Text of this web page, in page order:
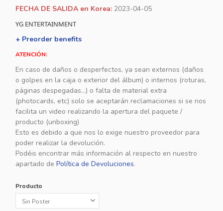
FECHA DE SALIDA en Korea: 2023-04-05
YG ENTERTAINMENT
+ Preorder benefits
ATENCIÓN:
En caso de daños o desperfectos, ya sean externos (daños
o golpes en la caja o exterior del álbum) o internos (roturas,
páginas despegadas...) o falta de material extra
(photocards, etc) solo se aceptarán reclamaciones si se nos
facilita un video realizando la apertura del paquete /
producto (unboxing)
Esto es debido a que nos lo exige nuestro proveedor para
poder realizar la devolución.
Podéis encontrar más información al respecto en nuestro
apartado de Política de Devoluciones.
Producto